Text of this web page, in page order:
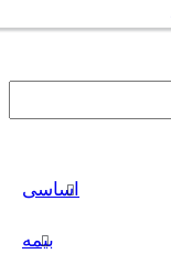
اساسی
بیمه